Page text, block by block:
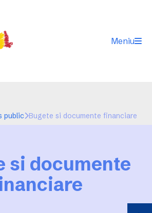
Meniu
public Bugete si documente financiare
si documente